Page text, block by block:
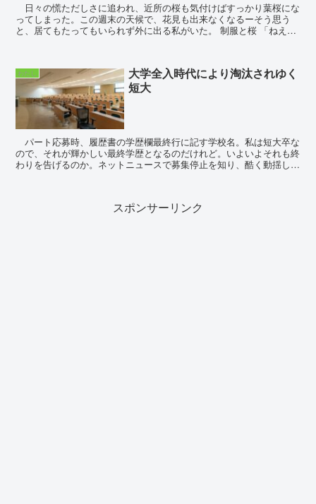
日々の慌ただしさに追われ、近所の桜も気付けばすっかり葉桜にな
ってしまった。この週末の天候で、花見も出来なくなるーそう思う
と、居てもたってもいられず外に出る私がいた。 制服と桜 「ねえ、
わたし
大学全入時代により淘汰されゆく
短大
パート応募時、履歴書の学歴欄最終行に記す学校名。私は短大卒な
ので、それが輝かしい最終学歴となるのだけれど。いよいよそれも終
わりを告げるのか。ネットニュースで募集停止を知り、酷く動揺し
スポンサーリンク